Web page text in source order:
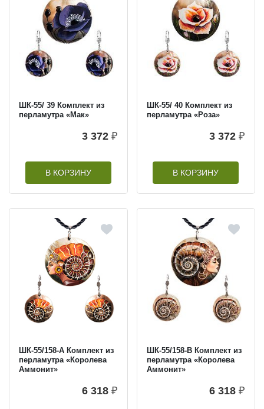
ШК-55/ 39 Комплект из
перламутра «Мак»
3 372 ₽
В КОРЗИНУ
ШК-55/ 40 Комплект из
перламутра «Роза»
3 372 ₽
В КОРЗИНУ
ШК-55/158-A Комплект из
перламутра «Королева
Аммонит»
6 318 ₽
ШК-55/158-B Комплект из
перламутра «Королева
Аммонит»
6 318 ₽